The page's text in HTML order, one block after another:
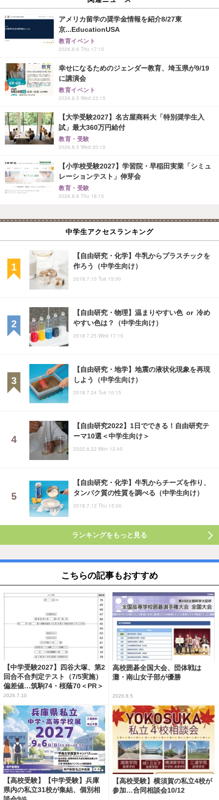
アメリカ留学の奨学金情報を紹介8/27東
京...EducationUSA
教育イベント
2026.8.6 Thu 17:15
幸せになるためのジェンダー教育、埼玉県が9/19
に講演会
教育イベント
2026.8.5 Wed 23:15
【大学受験2027】名古屋商科大「特別奨学生入
試」最大360万円給付
教育・受験
2026.8.5 Wed 20:15
【小学校受験2027】学習院・早稲田実業「シミュ
レーションテスト」伸芽会
教育・受験
2026.8.6 Thu 18:15
中学生アクセスランキング
【自由研究・化学】牛乳からプラスチックを
作ろう（中学生向け）
2018.7.10 Tue 15:00
【自由研究・物理】温まりやすい色 or 冷め
やすい色は？（中学生向け）
2018.7.25 Wed 17:15
【自由研究・地学】地震の液状化現象を再現
しよう（中学生向け）
2018.7.24 Tue 10:15
【自由研究2022】1日でできる！自由研究テ
ーマ10選＜中学生向け＞
2022.8.22 Mon 12:45
【自由研究・化学】牛乳からチーズを作り、
タンパク質の性質を調べる（中学生向け）
2018.7.12 Thu 15:00
ランキングをもっと見る
こちらの記事もおすすめ
【中学受験2027】四谷大塚、第2
回合不合判定テスト（7/5実施）
偏差値…筑駒74・桜蔭70＜PR＞
2026.7.10
高校囲碁全国大会、団体戦は
灘・南山女子部が優勝
2026.8.5
【高校受験】【中学受験】兵庫
県内の私立31校が集結、個別相
【高校受験】横須賀の私立4校が
参加…合同相談会10/12